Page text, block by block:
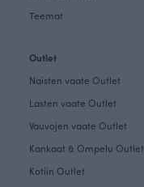
Teemat
Outlet
Naisten vaate Outlet
Lasten vaate Outlet
Vauvojen vaate Outlet
Kankaat & Ompelu Outlet
Kotiin Outlet